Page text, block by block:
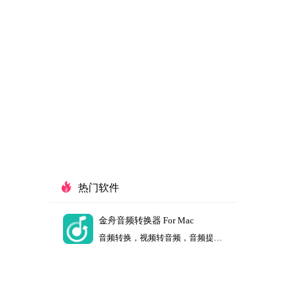
热门软件
金舟音频转换器 For Mac
音频转换，视频转音频，音频提取等多种功能，支持mp3/wav/wma/m4r/m4a/ac3/aac/ogg/flac等常见音频音乐格式转换。